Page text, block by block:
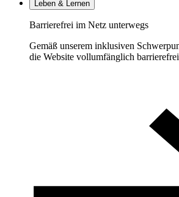
Leben & Lernen
Barrierefrei im Netz unterwegs
Gemäß unserem inklusiven
die Website vollumfänglich